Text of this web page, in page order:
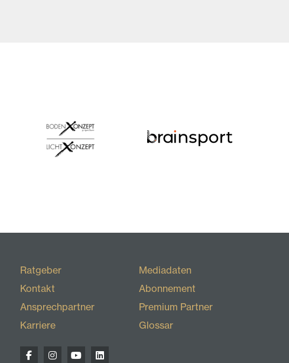
Ratgeber
Kontakt
Ansprechpartner
Karriere
Mediadaten
Abonnement
Premium Partner
Glossar